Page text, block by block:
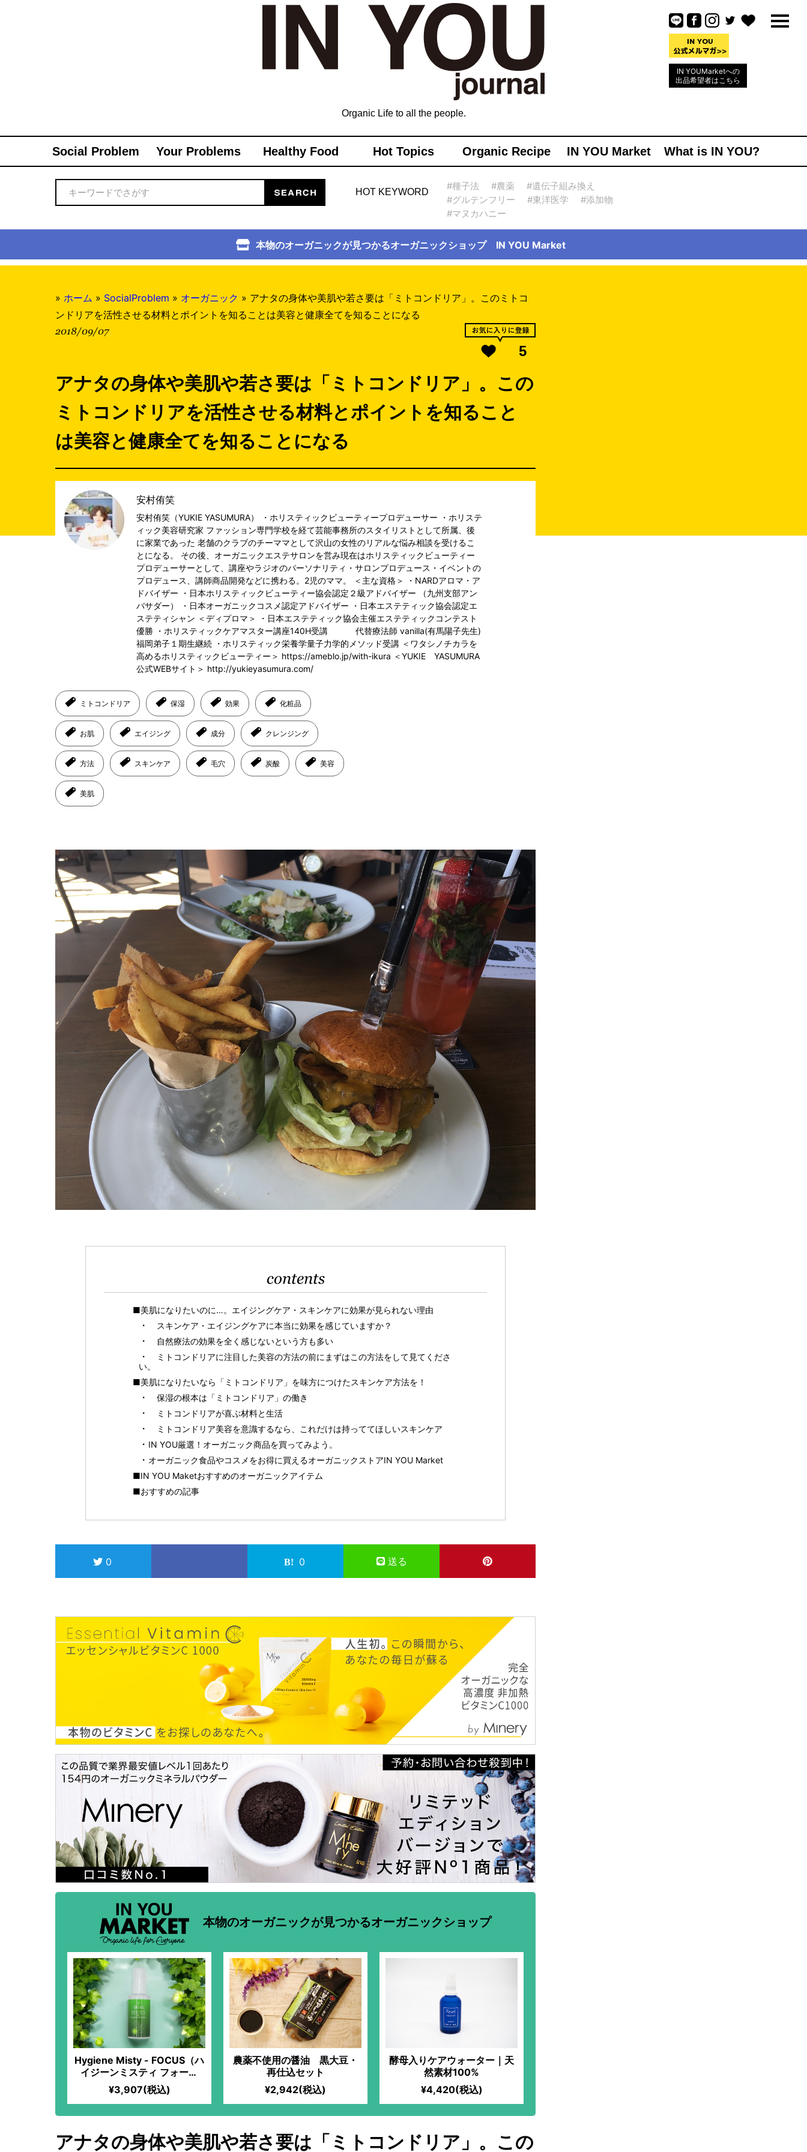
IN YOUMarketへの
出品希望者はこちら
Organic Life to all the people.
Social Problem Your Problems Healthy Food Hot Topics Organic Recipe IN YOU Market What is IN YOU?
HOT KEYWORD
#種子法 #農薬
#遺伝子組み換え
#グルテンフリー
#東洋医学
#添加物
#マヌカハニー
本物のオーガニックが見つかるオーガニックショップ IN YOU Market
» ホーム » SocialProblem » オーガニック » アナタの身体や美肌や若さ要は「ミトコンドリア」。このミトコ
ンドリアを活性させる材料とポイントを知ることは美容と健康全てを知ることになる
2018/09/07
5
アナタの身体や美肌や若さ要は「ミトコンドリア」。この
ミトコンドリアを活性させる材料とポイントを知ること
は美容と健康全てを知ることになる
安村侑笑
安村侑笑（YUKIE YASUMURA） ・ホリスティックビューティープロデューサー ・ホリステ
ィック美容研究家 ファッション専門学校を経て芸能事務所のスタイリストとして所属、後
に家業であった 老舗のクラブのチーママとして沢山の女性のリアルな悩み相談を受けるこ
とになる。 その後、オーガニックエステサロンを営み現在はホリスティックビューティー
プロデューサーとして、講座やラジオのパーソナリティ・サロンプロデュース・イベントの
プロデュース、講師商品開発などに携わる。2児のママ。 ＜主な資格＞ ・NARDアロマ・ア
ドバイザー ・日本ホリスティックビューティー協会認定２級アドバイザー （九州支部アン
バサダー） ・日本オーガニックコスメ認定アドバイザー ・日本エステティック協会認定エ
ステティシャン ＜ディプロマ＞ ・日本エステティック協会主催エステティックコンテスト
優勝 ・ホリスティックケアマスター講座140H受講 代替療法師 vanilla(有馬陽子先生)
福岡弟子１期生継続 ・ホリスティック栄養学量子力学的メソッド受講 ＜ワタシノチカラを
高めるホリスティックビューティー＞ https://ameblo.jp/with-ikura ＜YUKIE YASUMURA
公式WEBサイト＞ http://yukieyasumura.com/
ミトコンドリア 保湿 効果 化粧品
お肌 エイジング 成分 クレンジング
方法 スキンケア 毛穴 炭酸 美容
美肌
contents
■美肌になりたいのに…。エイジングケア・スキンケアに効果が見られない理由
スキンケア・エイジングケアに本当に効果を感じていますか？
自然療法の効果を全く感じないという方も多い
ミトコンドリアに注目した美容の方法の前にまずはこの方法をして見てくださ
い。
■美肌になりたいなら「ミトコンドリア」を味方につけたスキンケア方法を！
保湿の根本は「ミトコンドリア」の働き
ミトコンドリアが喜ぶ材料と生活
ミトコンドリア美容を意識するなら、これだけは持っててほしいスキンケア
IN YOU厳選！オーガニック商品を買ってみよう。
オーガニック食品やコスメをお得に買えるオーガニックストアIN YOU Market
■IN YOU Maketおすすめのオーガニックアイテム
■おすすめの記事
0 0 送る
本物のオーガニックが見つかるオーガニックショップ
Hygiene Misty - FOCUS（ハ
イジーンミスティ フォーカ
ス）
¥3,907(税込)
農薬不使用の醤油 黒大豆・
再仕込セット
¥2,942(税込)
酵母入りケアウォーター｜天
然素材100%
¥4,420(税込)
アナタの身体や美肌や若さ要は「ミトコンドリア」。この